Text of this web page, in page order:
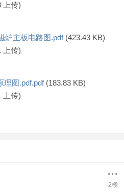
上传)
炉主板电路图.pdf (423.43 KB)
上传)
理图.pdf.pdf (183.83 KB)
上传)
...
2楼